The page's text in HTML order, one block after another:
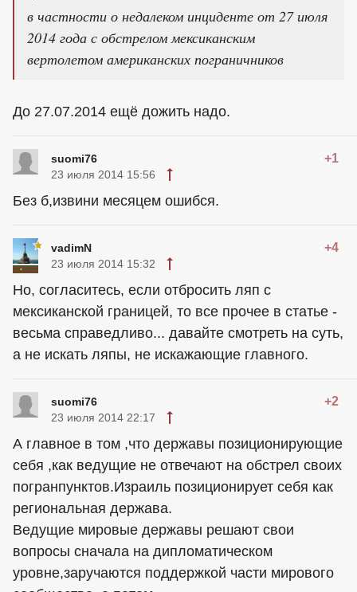
в частности о недалеком инциденте от 27 июля
2014 года с обстрелом мексиканским
вертолетом американских пограничников
До 27.07.2014 ещё дожить надо.
suomi76 +1
23 июля 2014 15:56
Без б,извини месяцем ошибся.
vadimN +4
23 июля 2014 15:32
Но, согласитесь, если отбросить ляп с
мексиканской границей, то все прочее в статье -
весьма справедливо... давайте смотреть на суть,
а не искать ляпы, не искажающие главного.
suomi76 +2
23 июля 2014 22:17
А главное в том ,что державы позиционирующие
себя ,как ведущие не отвечают на обстрел своих
погранпунктов.Израиль позиционирует себя как
региональная держава.
Ведущие мировые державы решают свои
вопросы сначала на дипломатическом
уровне,заручаются поддержкой части мирового